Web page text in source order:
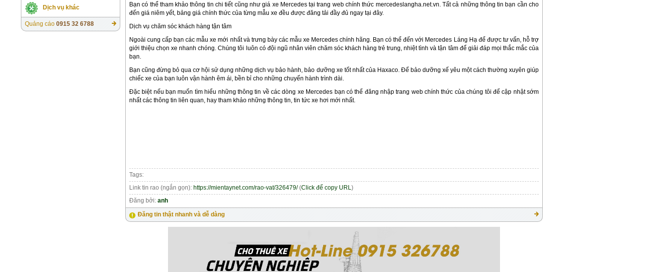
Dịch vụ khác
Quảng cáo 0915 32 6788
Bạn có thể tham khảo thông tin chi tiết cũng như giá xe Mercedes tại trang web chính thức mercedeslangha.net.vn. Tất cả những thông tin bạn cần cho
đến giá niêm yết, bảng giá chính thức của từng mẫu xe đều được đăng tải đầy đủ ngay tại đây.
Dịch vụ chăm sóc khách hàng tận tâm
Ngoài cung cấp bạn các mẫu xe mới nhất và trưng bày các mẫu xe Mercedes chính hãng. Bạn có thể đến với Mercedes Láng Hạ để được tư vấn, hỗ trợ
giới thiệu chọn xe nhanh chóng. Chúng tôi luôn có đội ngũ nhân viên chăm sóc khách hàng trẻ trung, nhiệt tình và tận tâm để giải đáp mọi thắc mắc của
bạn.
Bạn cũng đừng bỏ qua cơ hội sử dụng những dịch vụ bảo hành, bảo dưỡng xe tốt nhất của Haxaco. Để bảo dưỡng xế yêu một cách thường xuyên giúp
chiếc xe của bạn luôn vận hành êm ái, bền bỉ cho những chuyến hành trình dài.
Đặc biệt nếu bạn muốn tìm hiểu những thông tin về các dòng xe Mercedes bạn có thể đăng nhập trang web chính thức của chúng tôi để cập nhật sớm
nhất các thông tin liên quan, hay tham khảo những thông tin, tin tức xe hơi mới nhất.
Tags:
Link tin rao (ngắn gọn): https://mientaynet.com/rao-vat/326479/(Click để copy URL )
Đăng bởi: anh
Đăng tin thật nhanh và dễ dàng